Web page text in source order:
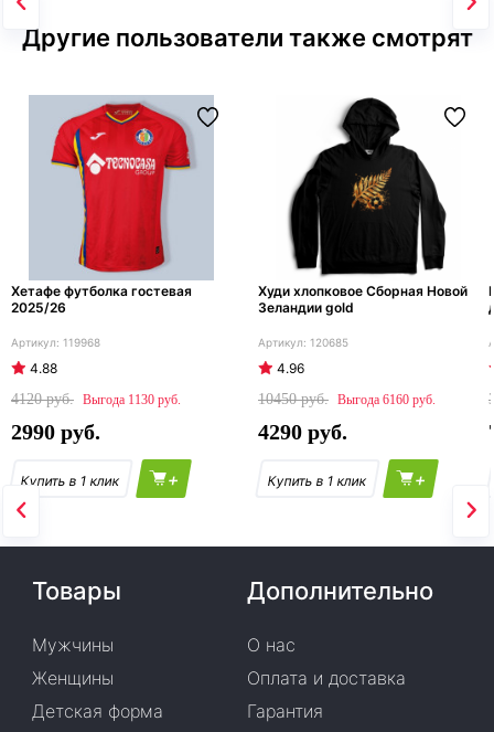
Другие пользователи также смотрят
Хетафе футболка гостевая
2025/26
119968
4.88
4120
1130
2990
+
Худи хлопковое Сборная Новой
Зеландии gold
120685
4.96
10450
6160
4290
+
Товары
Мужчины
Женщины
Детская форма
Дополнительно
О нас
Оплата и доставка
Гарантия